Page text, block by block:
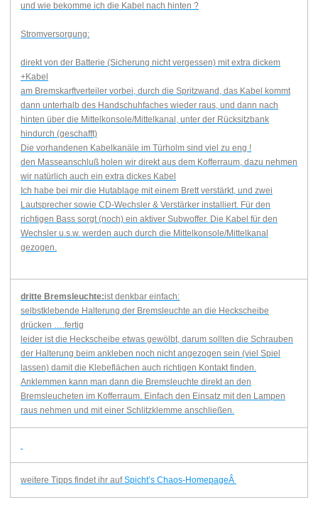
und wie bekomme ich die Kabel nach hinten ?
Stromversorgung:
direkt von der Batterie (Sicherung nicht vergessen) mit extra dickem
+Kabel
am Bremskarftverteiler vorbei, durch die Spritzwand, das Kabel kommt
dann unterhalb des Handschuhfaches wieder raus, und dann nach
hinten über die Mittelkonsole/Mittelkanal, unter der Rücksitzbank
hindurch (geschafft)
Die vorhandenen Kabelkanäle im Türholm sind viel zu eng !
den Masseanschluß holen wir direkt aus dem Kofferraum, dazu nehmen
wir natürlich auch ein extra dickes Kabel
Ich habe bei mir die Hutablage mit einem Brett verstärkt, und zwei
Lautsprecher sowie CD-Wechsler & Verstärker installiert. Für den
richtigen Bass sorgt (noch) ein aktiver Subwoffer. Die Kabel für den
Wechsler u.s.w. werden auch durch die Mittelkonsole/Mittelkanal
gezogen.
dritte Bremsleuchte:ist denkbar einfach:
selbstklebende Halterung der Bremsleuchte an die Heckscheibe
drücken ….fertig
leider ist die Heckscheibe etwas gewölbt, darum sollten die Schrauben
der Halterung beim ankleben noch nicht angezogen sein (viel Spiel
lassen) damit die Klebeflächen auch richtigen Kontakt finden.
Anklemmen kann man dann die Bremsleuchte direkt an den
Bremsleucheten im Kofferraum. Einfach den Einsatz mit den Lampen
raus nehmen und mit einer Schlitzklemme anschließen.
weitere Tipps findet ihr aufSpicht’s Chaos-HomepageÂ